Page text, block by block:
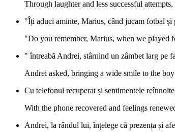
Through laughter and less successful
"Îți aduci aminte, Marius, când jucam fotbal și
"Do you remember, Marius, when we played
" întreabă Andrei, stârnind un zâmbet larg pe
Andrei asked, bringing a wide smile to the
Cu telefonul recuperat și sentimentele
With the phone recovered and feelings
Andrei, la rândul lui, înțelege că prezența și